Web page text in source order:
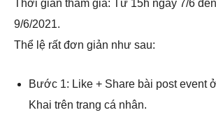
Thời gian tham gia: Từ 15h ngày 7/6
9/6/2021.
Thể lệ rất đơn giản như sau:
Bước 1: Like + Share bài post event
Khai trên trang cá nhân.